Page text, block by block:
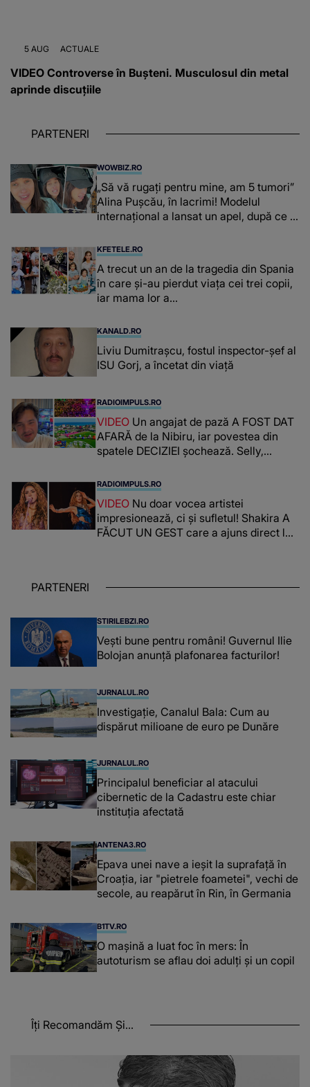
5 AUG ACTUALE
VIDEO Controverse în Bușteni. Musculosul din metal
aprinde discuțiile
PARTENERI
WOWBIZ.RO
„Să vă rugați pentru mine, am 5 tumori”
Alina Pușcău, în lacrimi! Modelul
internațional a lansat un apel, după ce a
KFETELE.RO
A trecut un an de la tragedia din Spania
în care și-au pierdut viața cei trei copii,
iar mama lor a…
KANALD.RO
Liviu Dumitrașcu, fostul inspector-șef al
ISU Gorj, a încetat din viață
RADIOIMPULS.RO
VIDEO Un angajat de pază A FOST DAT
AFARĂ de la Nibiru, iar povestea din
spatele DECIZIEI șochează. Selly,
CREDEA CĂ VA VEDEA AȘA CEVA: "Fix
în fața unui..."
RADIOIMPULS.RO
VIDEO Nu doar vocea artistei
impresionează, ci și sufletul! Shakira A
FĂCUT UN GEST care a ajuns direct la
așteptând oportunitatea
PARTENERI
STIRILEBZI.RO
Vești bune pentru români! Guvernul Ilie
Bolojan anunță plafonarea facturilor!
JURNALUL.RO
Investigație, Canalul Bala: Cum au
dispărut milioane de euro pe Dunăre
JURNALUL.RO
Principalul beneficiar al atacului
cibernetic de la Cadastru este chiar
instituţia afectată
ANTENA3.RO
Epava unei nave a ieșit la suprafață în
Croația, iar "pietrele foametei", vechi de
secole, au reapărut în Rin, în Germania
B1TV.RO
O maşină a luat foc în mers: În
autoturism se aflau doi adulți și un copil
Îți Recomandăm Și...